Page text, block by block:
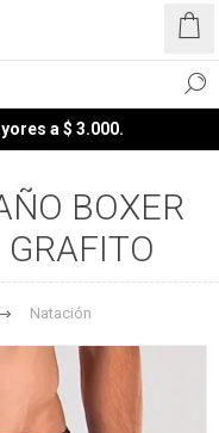
a $ 3.000.
BOXER
Natación